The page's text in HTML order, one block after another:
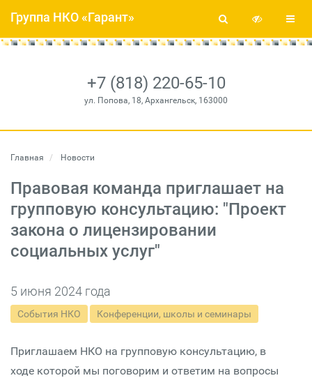
+7 (818) 220-65-10
ул. Попова, 18, Архангельск, 163000
Группа НКО «Гарант»
Главная Новости
Правовая команда приглашает на
групповую консультацию: "Проект
закона о лицензировании
социальных услуг"
5 июня 2024 года
События НКО Конференции, школы и семинары
Приглашаем НКО на групповую консультацию, в
ходе которой мы поговорим и ответим на вопросы